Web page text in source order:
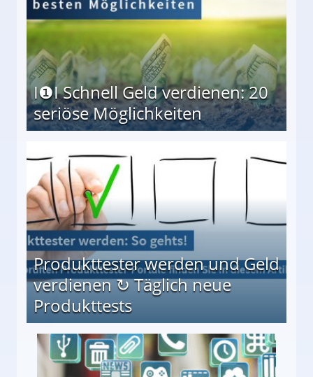
I❶I Schnell Geld verdienen: 20
seriöse Möglichkeiten
Produkttester werden und Geld
verdienen ↻ Täglich neue
Produkttests
↻ Täglich neue Produkttests